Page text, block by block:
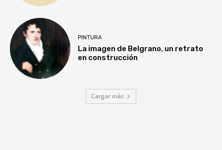
PINTURA
La imagen de Belgrano, un retrato
en construcción
Cargar más